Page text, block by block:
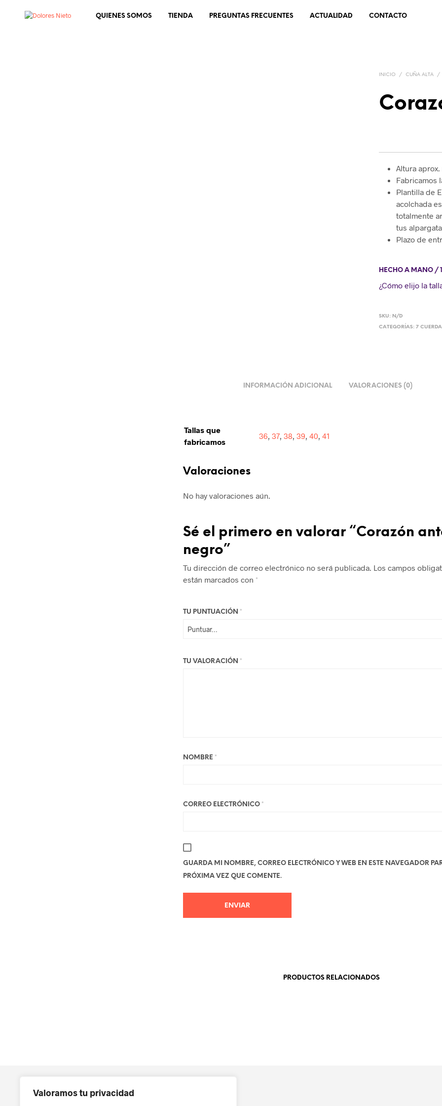
Valoramos tu privacidad
QUIENES SOMOS TIENDA PREGUNTAS FRECUENTES ACTUALIDAD CONTACTO
INICIO / CUÑA ALTA /
Altura aprox.
Fabricamos
Plantilla de
acolchada
totalmente
tus
Plazo de
HECHO A MANO /
¿Cómo elijo la
SKU: N/D
CATEGORÍAS:7
INFORMACIÓN ADICIONAL VALORACIONES (0)
Tallas que
fabricamos
36, 37, 38, 39, 40, 41
Valoraciones
No hay valoraciones aún.
Sé el primero en valorar “Corazón
negro”
Tu dirección de correo electrónico no será publicada. Los campos
están marcados con *
TU PUNTUACIÓN *
TU VALORACIÓN *
NOMBRE *
CORREO ELECTRÓNICO *
GUARDA MI NOMBRE, CORREO ELECTRÓNICO Y WEB EN ESTE NAVEGADOR
PRÓXIMA VEZ QUE COMENTE.
PRODUCTOS RELACIONADOS